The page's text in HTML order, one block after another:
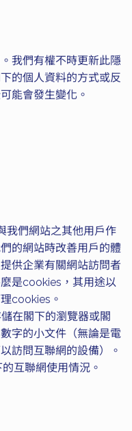
我們有權不時更新此隱
的個人資料的方式或反
能會發生變化。
我們網站之其他用戶作
的網站時改善用戶的體
供企業有關網站訪問者
是cookies，其用途以
cookies。
在閣下的瀏覽器或閣
字的小文件（無論是電
訪問互聯網的設備）。
互聯網使用情況。